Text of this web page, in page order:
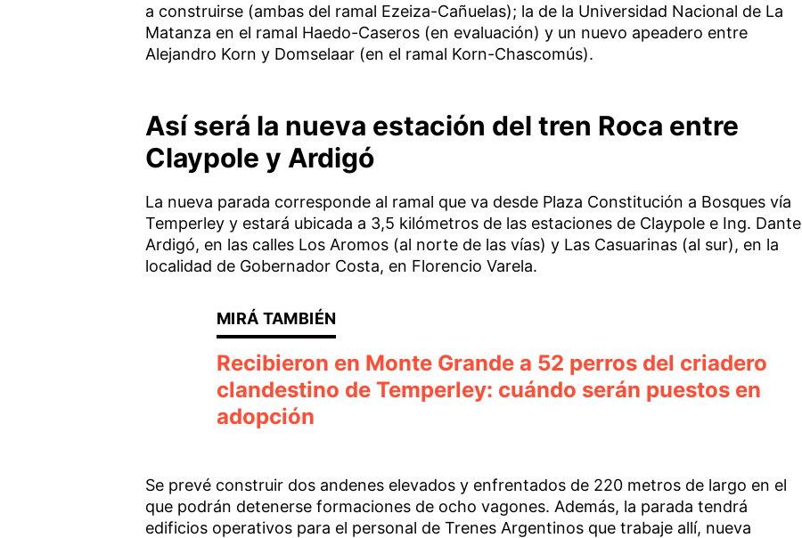
a construirse (ambas del ramal Ezeiza-Cañuelas); la de la Universidad Nacional de La
Matanza en el ramal Haedo-Caseros (en evaluación) y un nuevo apeadero entre
Alejandro Korn y Domselaar (en el ramal Korn-Chascomús).
Así será la nueva estación del tren Roca entre
Claypole y Ardigó
La nueva parada corresponde al ramal que va desde Plaza Constitución a Bosques vía
Temperley y estará ubicada a 3,5 kilómetros de las estaciones de Claypole e Ing. Dante
Ardigó, en las calles Los Aromos (al norte de las vías) y Las Casuarinas (al sur), en la
localidad de Gobernador Costa, en Florencio Varela.
Recibieron en Monte Grande a 52 perros del criadero
clandestino de Temperley: cuándo serán puestos en
adopción
Se prevé construir dos andenes elevados y enfrentados de 220 metros de largo en el
que podrán detenerse formaciones de ocho vagones. Además, la parada tendrá
edificios operativos para el personal de Trenes Argentinos que trabaje allí, nueva